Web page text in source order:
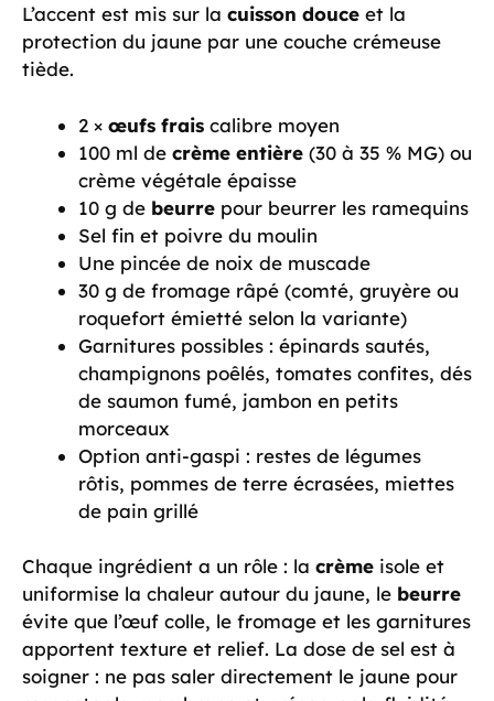
L’accent est mis sur la cuisson douce et la
protection du jaune par une couche crémeuse
tiède.
2 × œufs frais calibre moyen
100 ml de crème entière (30 à 35 % MG) ou
crème végétale épaisse
10 g de beurre pour beurrer les ramequins
Sel fin et poivre du moulin
Une pincée de noix de muscade
30 g de fromage râpé (comté, gruyère ou
roquefort émietté selon la variante)
Garnitures possibles : épinards sautés,
champignons poêlés, tomates confites, dés
de saumon fumé, jambon en petits
morceaux
Option anti-gaspi : restes de légumes
rôtis, pommes de terre écrasées, miettes
de pain grillé
Chaque ingrédient a un rôle : la crème isole et
uniformise la chaleur autour du jaune, le beurre
évite que l’œuf colle, le fromage et les garnitures
apportent texture et relief. La dose de sel est à
soigner : ne pas saler directement le jaune pour